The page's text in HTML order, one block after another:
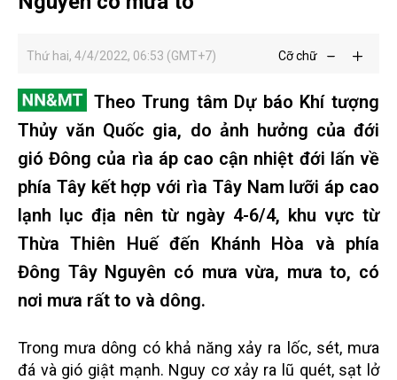
Thứ hai, 4/4/2022, 06:53 (GMT+7) Cỡ chữ
Theo Trung tâm Dự báo Khí tượng
Thủy văn Quốc gia, do ảnh hưởng của đới
gió Đông của rìa áp cao cận nhiệt đới lấn về
phía Tây kết hợp với rìa Tây Nam lưỡi áp cao
lạnh lục địa nên từ ngày 4-6/4, khu vực từ
Thừa Thiên Huế đến Khánh Hòa và phía
Đông Tây Nguyên có mưa vừa, mưa to, có
nơi mưa rất to và dông.
Trong mưa dông có khả năng xảy ra lốc, sét, mưa
đá và gió giật mạnh. Nguy cơ xảy ra lũ quét, sạt lở